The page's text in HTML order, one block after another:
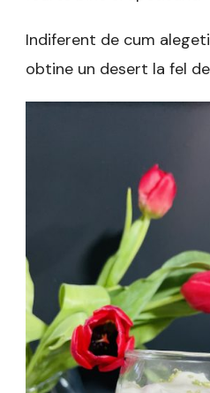
Indiferent de cum
obtine un desert la fel